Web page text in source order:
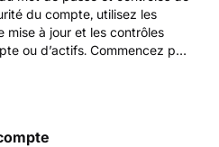
du compte, utilisez les
mise à jour et les contrôles
ou d’actifs. Commencez par